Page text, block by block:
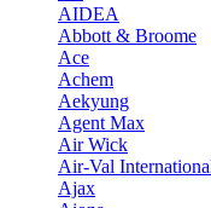
AIDEA
Abbott & Broome
Ace
Achem
Aekyung
Agent Max
Air Wick
Air-Val
Ajax